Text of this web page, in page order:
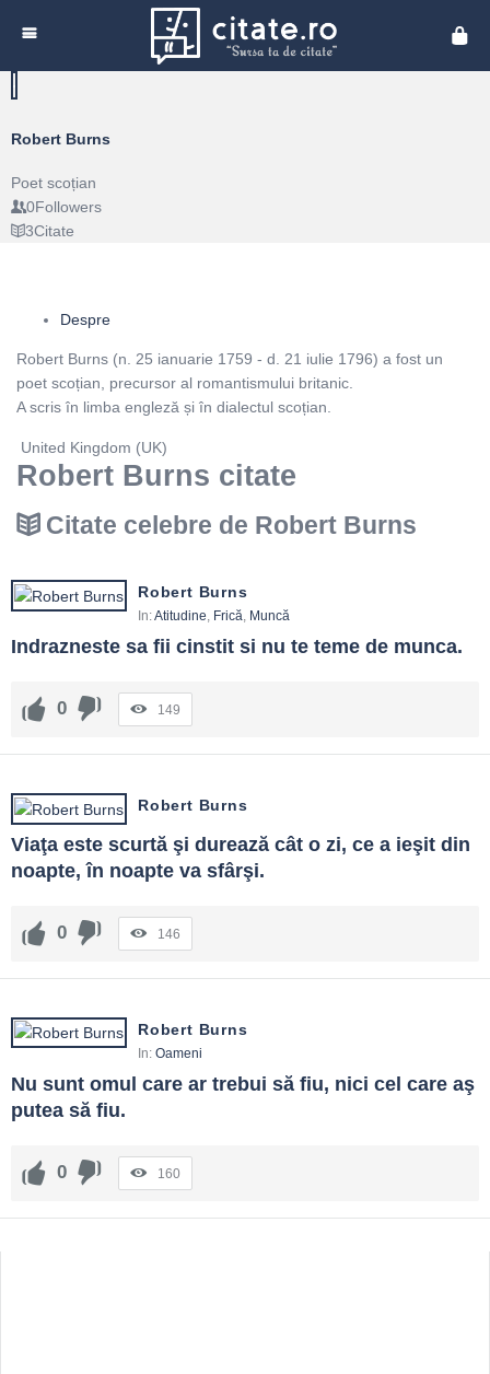
Robert Burns
Poet scoțian
0Followers
3Citate
Despre
Robert Burns (n. 25 ianuarie 1759 - d. 21 iulie 1796) a fost un
poet scoțian, precursor al romantismului britanic.
A scris în limba engleză și în dialectul scoțian.
United Kingdom (UK)
Robert Burns citate
Citate celebre de Robert Burns
Robert Burns
In:Atitudine, Frică, Muncă
Indrazneste sa fii cinstit si nu te teme de munca.
0 149
Robert Burns
Viaţa este scurtă şi durează cât o zi, ce a ieşit din
noapte, în noapte va sfârşi.
0 146
Robert Burns
In: Oameni
Nu sunt omul care ar trebui să fiu, nici cel care aş
putea să fiu.
0 160